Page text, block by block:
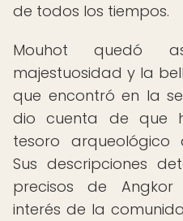
de todos los tiempos.
Mouhot quedó
majestuosidad y la
que encontró en la
dio cuenta de que
tesoro arqueológico
Sus descripciones
precisos de
interés de la